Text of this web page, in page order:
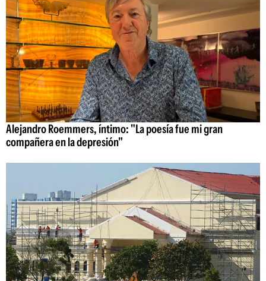
Alejandro Roemmers, íntimo: "La poesía fue mi gran
compañera en la depresión"